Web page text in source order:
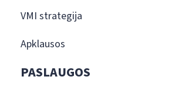
VMI strategija
Apklausos
PASLAUGOS